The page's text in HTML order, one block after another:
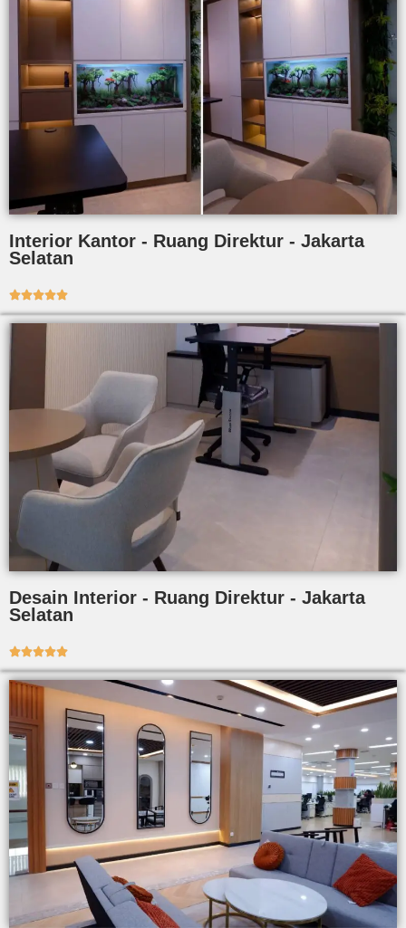
Interior Kantor - Ruang Direktur - Jakarta
Selatan

Desain Interior - Ruang Direktur - Jakarta
Selatan
